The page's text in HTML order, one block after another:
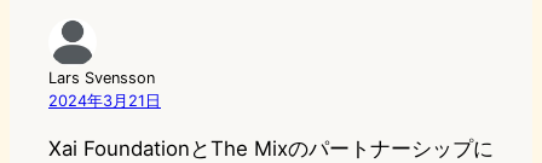
Lars Svensson
2024年3月21日
Xai FoundationとThe Mixのパートナーシップに